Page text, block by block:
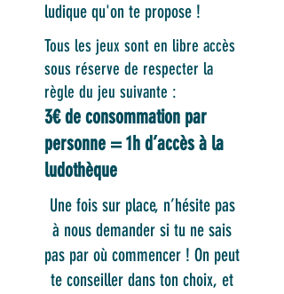
ludique qu'on te propose !
Tous les jeux sont en libre accès
sous réserve de respecter la
règle du jeu suivante :
3€de consommation par
personne =1hd’accès à la
ludothèque
Une fois sur place, n’hésite pas
à nous demander si tu ne sais
pas par où commencer ! On peut
te conseiller dans ton choix, et